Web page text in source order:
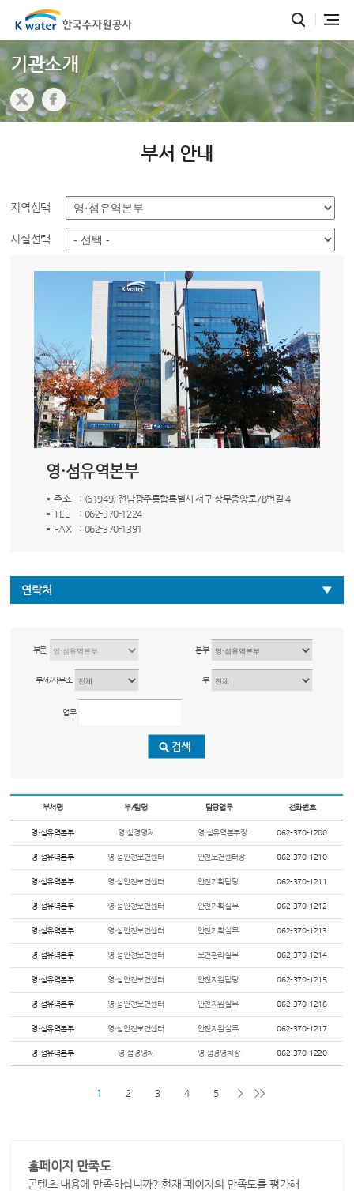
기관소개
부서 안내
지역선택
시설선택
영·섬유역본부
주소
: (61949) 전남광주통합특별시 서구 상무중앙로78번길 4
TEL
: 062-370-1224
FAX
: 062-370-1391
연락처
부문 본부
부서/사무소 부
업무
부서명 부/팀명 담당업무 전화번호
영·섬유역본부 영·섬경영처 영·섬유역본부장 062-370-1200
영·섬유역본부 영·섬안전보건센터 안전보건센터장 062-370-1210
영·섬유역본부 영·섬안전보건센터 안전기획담당 062-370-1211
영·섬유역본부 영·섬안전보건센터 안전기획실무 062-370-1212
영·섬유역본부 영·섬안전보건센터 안전기획실무 062-370-1213
영·섬유역본부 영·섬안전보건센터 보건관리실무 062-370-1214
영·섬유역본부 영·섬안전보건센터 안전지원담당 062-370-1215
영·섬유역본부 영·섬안전보건센터 안전지원실무 062-370-1216
영·섬유역본부 영·섬안전보건센터 안전지원실무 062-370-1217
영·섬유역본부 영·섬경영처 영·섬경영처장 062-370-1220
1 2 3 4 5 > >>
홈페이지 만족도
콘텐츠 내용에 만족하십니까? 현재 페이지의 만족도를 평가해